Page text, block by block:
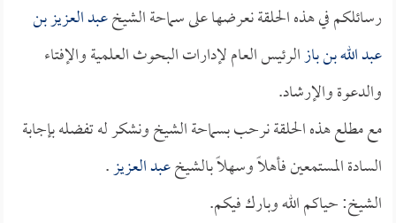
رسائلكم في هذه الحلقة نعرضها على سماحة الشيخعبد العزيز بن
عبد الله بن بازالرئيس العام لإدارات البحوث العلمية والإفتاء
والدعوة والإرشاد.
مع مطلع هذه الحلقة نرحب بسماحة الشيخ ونشكر له تفضله بإجابة
السادة المستمعين فأهلاً وسهلاً بالشيخعبد العزيز.
الشيخ: حياكم الله وبارك فيكم.